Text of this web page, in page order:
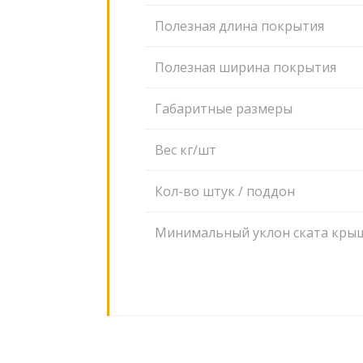
Полезная длина покрытия
Полезная ширина покрытия
Габаритные размеры
Вес кг/шт
Кол-во штук / поддон
Минимальный уклон ската